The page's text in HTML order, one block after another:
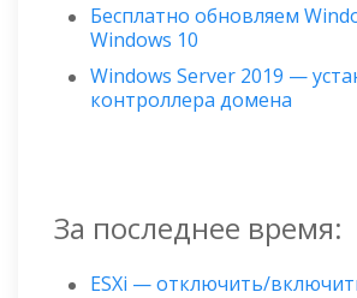
Бесплатно обновляем
Windows 10
Windows Server 2019 —
контроллера домена
За последнее время:
ESXi — отключить/